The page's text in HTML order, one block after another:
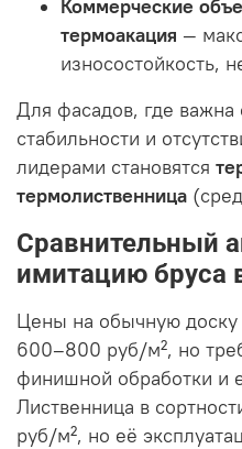
Коммерческие
термоакация —
износостойкость,
Для фасадов, где важна
стабильности и
лидерами становятся
термолиственница
Сравнительный
имитацию бруса
Цены на обычную доску
600–800 руб/м², но
финишной обработки и
Лиственница в
руб/м², но её